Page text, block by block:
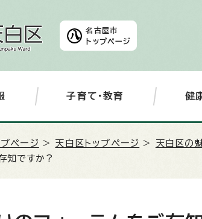
名古屋市
トップページ
子育て・教育 健
プページ > 天白区トップページ > 天白区の
知ですか?